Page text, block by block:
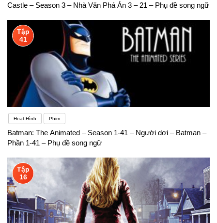
Castle – Season 3 – Nhà Văn Phá Án 3 – 21 – Phụ đề song ngữ
Tập
41
Hoạt Hình Phim
Batman: The Animated – Season 1-41 – Người dơi – Batman –
Phần 1-41 – Phụ đề song ngữ
Tập
16